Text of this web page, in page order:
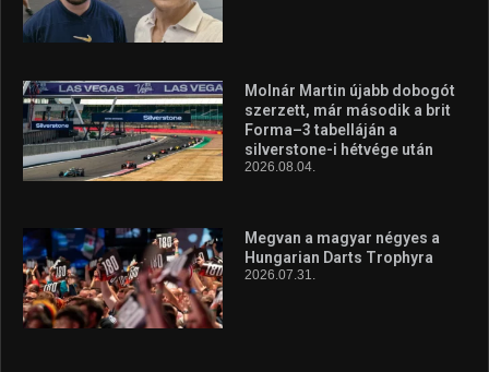
Molnár Martin újabb dobogót
szerzett, már második a brit
Forma–3 tabelláján a
silverstone-i hétvége után
2026.08.04.
Megvan a magyar négyes a
Hungarian Darts Trophyra
2026.07.31.